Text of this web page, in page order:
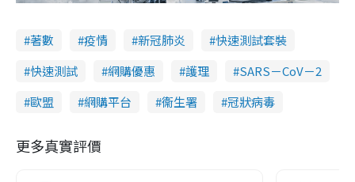
著數 疫情 新冠肺炎
快速測試套裝
快速測試
網購優惠 護理
SARS－CoV－2
歐盟
網購平台 衞生署 冠狀病毒
更多真實評價